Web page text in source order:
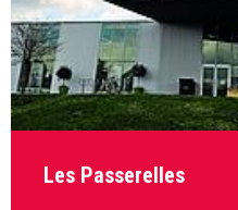
Les Passerelles